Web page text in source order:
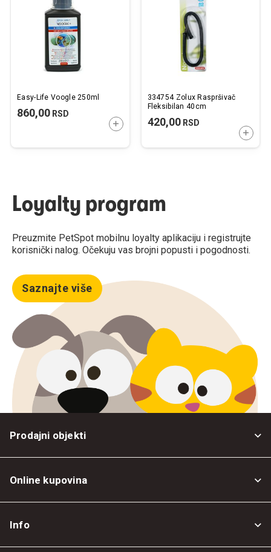
Easy-Life Voogle 250ml
860,00 RSD
DODAJTE U KORPU
334754 Zolux Raspršivač
Fleksibilan 40cm
420,00RSD
Loyalty program
Preuzmite PetSpot mobilnu loyalty aplikaciju i registrujte
korisnički nalog. Očekuju vas brojni popusti i pogodnosti.
Saznajte više
Prodajni objekti
Online kupovina
Info